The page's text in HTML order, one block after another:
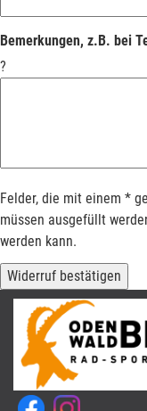
Bemerkungen, z.B. bei
?
Felder, die mit einem *
müssen ausgefüllt
werden kann.
Widerruf bestätigen